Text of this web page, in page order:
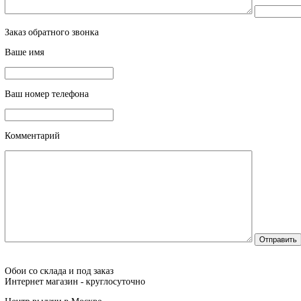
Заказ обратного звонка
Ваше имя
Ваш номер телефона
Комментарий
Обои со склада и под заказ
Интернет магазин - круглосуточно